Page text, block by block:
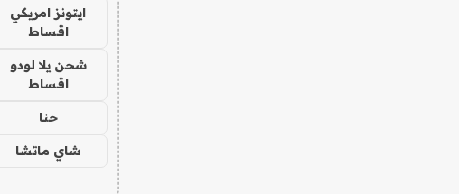
ايتونز امريكي
اقساط
شحن يلا لودو
اقساط
حنا
شاي ماتشا